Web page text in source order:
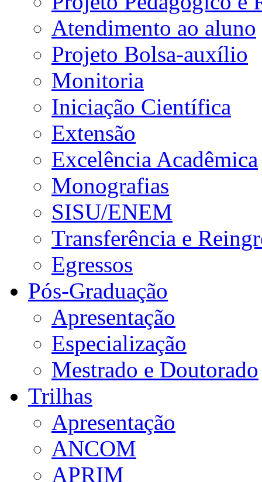
Atendimento ao aluno
Projeto Bolsa-auxílio
Monitoria
Iniciação Científica
Extensão
Excelência Acadêmica
Monografias
SISU/ENEM
Transferência e
Egressos
Pós-Graduação
Apresentação
Especialização
Mestrado e Doutorado
Trilhas
Apresentação
ANCOM
APRIM